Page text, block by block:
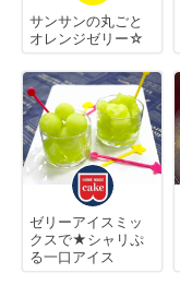
サンサンの丸ごと
オレンジゼリー☆
ゼリーアイスミッ
クスで★シャリぷ
る一口アイス